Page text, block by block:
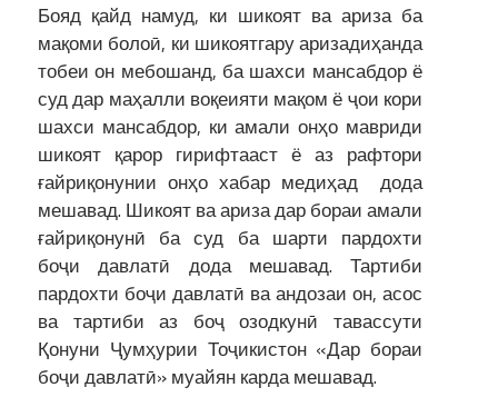
Бояд қайд намуд, ки шикоят ва ариза ба
мақоми болоӣ, ки шикоятгару аризадиҳанда
тобеи он мебошанд, ба шахси мансабдор ё
суд дар маҳалли воқеияти мақом ё ҷои кори
шахси мансабдор, ки амали онҳо мавриди
шикоят қарор гирифтааст ё аз рафтори
ғайриқонунии онҳо хабар медиҳад дода
мешавад. Шикоят ва ариза дар бораи амали
ғайриқонунӣ ба суд ба шарти пардохти
боҷи давлатӣ дода мешавад. Тартиби
пардохти боҷи давлатӣ ва андозаи он, асос
ва тартиби аз боҷ озодкунӣ тавассути
Қонуни Ҷумҳурии Тоҷикистон «Дар бораи
боҷи давлатӣ» муайян карда мешавад.